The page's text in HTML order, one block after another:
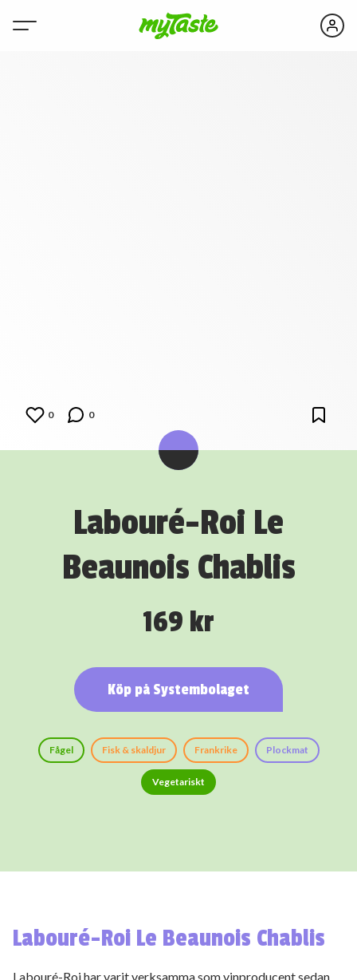
0 0
Labouré-Roi Le
Beaunois Chablis
169 kr
Köp på Systembolaget
Fågel Fisk & skaldjur Frankrike Plockmat
Vegetariskt
Labouré-Roi Le Beaunois Chablis
Labouré-Roi har varit verksamma som vinproducent sedan